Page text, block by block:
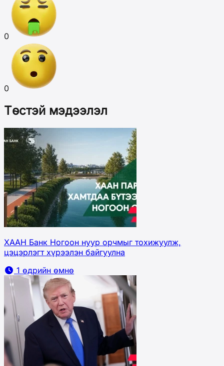
0
0
Төстэй мэдээлэл
ХААН Банк Ногоон нуур орчмыг тохижуулж,
цэцэрлэгт хүрээлэн байгуулна
1 өдрийн өмнө